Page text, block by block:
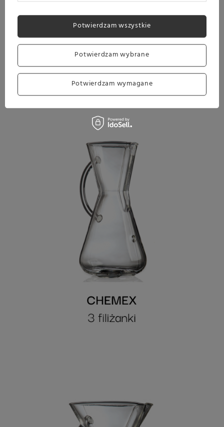
ODKRYJ INNE
ZAPARZACZE Z
RODZINY CHEMEX!
Potwierdzam wybrane
Potwierdzam wymagane
Potwierdzam wszystkie